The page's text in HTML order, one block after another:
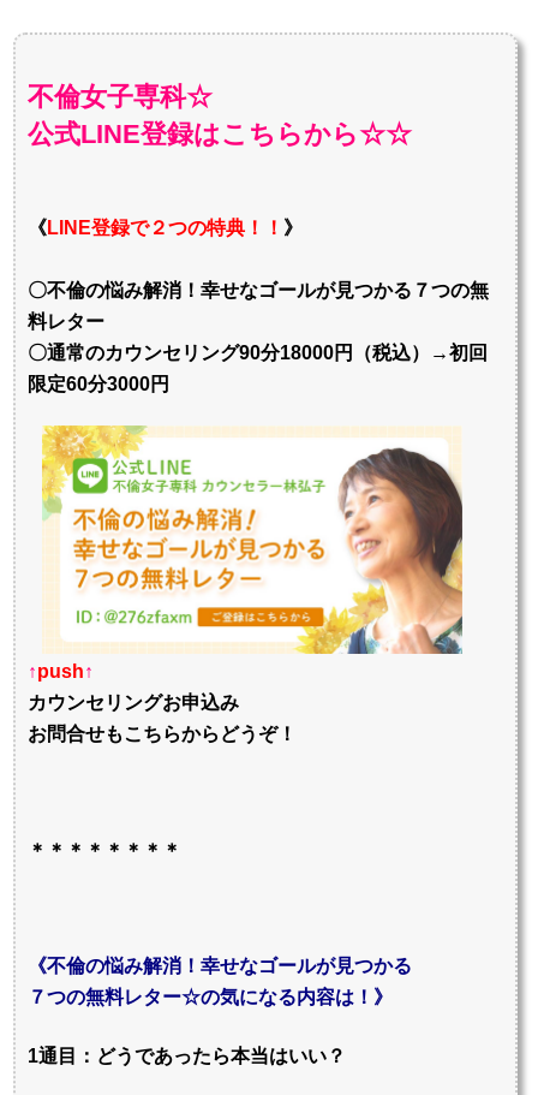
不倫女子専科☆
公式LINE登録はこちらから☆☆
《LINE登録で２つの特典！！ 》
〇不倫の悩み解消！幸せなゴールが見つかる７つの無
料レター
〇通常のカウンセリング90分18000円（税込）→初回
限定60分3000円
↑push↑
カウンセリングお申込み
お問合せもこちらからどうぞ！
＊＊＊＊＊＊＊＊
《不倫の悩み解消！幸せなゴールが見つかる
７つの無料レター☆の気になる内容は！》
1通目：どうであったら本当はいい？